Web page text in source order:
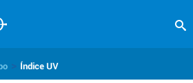
Índice UV